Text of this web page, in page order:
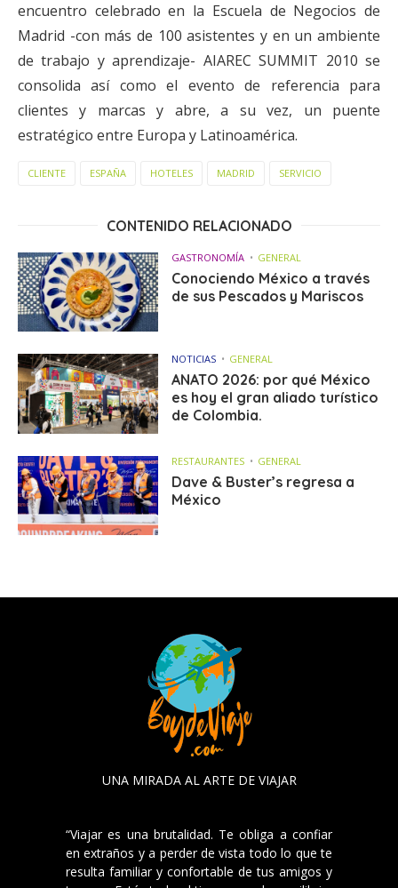
encuentro celebrado en la Escuela de Negocios de
Madrid -con más de 100 asistentes y en un ambiente
de trabajo y aprendizaje- AIAREC SUMMIT 2010 se
consolida así como el evento de referencia para
clientes y marcas y abre, a su vez, un puente
estratégico entre Europa y Latinoamérica.
CLIENTE ESPAÑA HOTELES MADRID SERVICIO
CONTENIDO RELACIONADO
GASTRONOMÍA GENERAL
Conociendo México a través
de sus Pescados y Mariscos
NOTICIAS GENERAL
ANATO 2026: por qué México
es hoy el gran aliado turístico
de Colombia.
RESTAURANTES GENERAL
Dave & Buster’s regresa a
México
UNA MIRADA AL ARTE DE VIAJAR
“Viajar es una brutalidad. Te obliga a confiar
en extraños y a perder de vista todo lo que te
resulta familiar y confortable de tus amigos y